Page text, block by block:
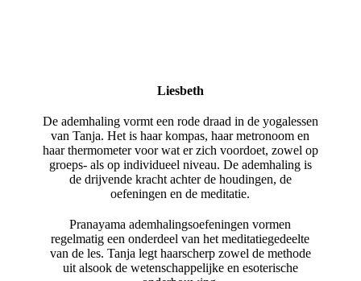
Liesbeth
De ademhaling vormt een rode draad in de yogalessen
van Tanja. Het is haar kompas, haar metronoom en
haar thermometer voor wat er zich voordoet, zowel op
groeps- als op individueel niveau. De ademhaling is
de drijvende kracht achter de houdingen, de
oefeningen en de meditatie.
Pranayama ademhalingsoefeningen vormen
regelmatig een onderdeel van het meditatiegedeelte
van de les. Tanja legt haarscherp zowel de methode
uit alsook de wetenschappelijke en esoterische